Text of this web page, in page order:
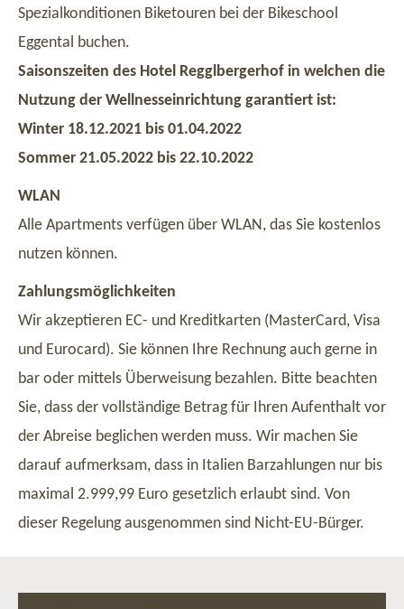
Spezialkonditionen Biketouren bei der Bikeschool
Eggental buchen.
Saisonszeiten des Hotel Regglbergerhof in welchen die
Nutzung der Wellnesseinrichtung garantiert ist:
Winter 18.12.2021 bis 01.04.2022
Sommer 21.05.2022 bis 22.10.2022
WLAN
Alle Apartments verfügen über WLAN, das Sie kostenlos
nutzen können.
Zahlungsmöglichkeiten
Wir akzeptieren EC- und Kreditkarten (MasterCard, Visa
und Eurocard). Sie können Ihre Rechnung auch gerne in
bar oder mittels Überweisung bezahlen. Bitte beachten
Sie, dass der vollständige Betrag für Ihren Aufenthalt vor
der Abreise beglichen werden muss. Wir machen Sie
darauf aufmerksam, dass in Italien Barzahlungen nur bis
maximal 2.999,99 Euro gesetzlich erlaubt sind. Von
dieser Regelung ausgenommen sind Nicht-EU-Bürger.